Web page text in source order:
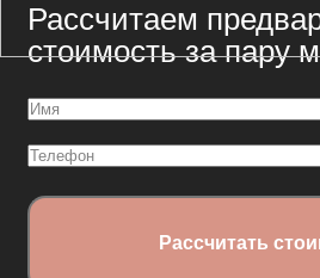
Рассчитаем
стоимость за пару
Имя
Телефон